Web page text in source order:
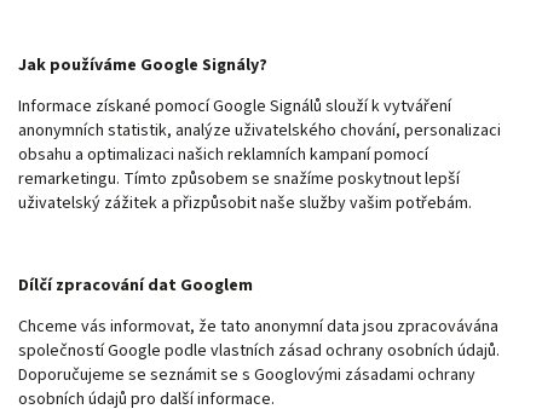
Jak používáme Google Signály?
Informace získané pomocí Google Signálů slouží k vytváření
anonymních statistik, analýze uživatelského chování, personalizaci
obsahu a optimalizaci našich reklamních kampaní pomocí
remarketingu. Tímto způsobem se snažíme poskytnout lepší
uživatelský zážitek a přizpůsobit naše služby vašim potřebám.
Dílčí zpracování dat Googlem
Chceme vás informovat, že tato anonymní data jsou zpracovávána
společností Google podle vlastních zásad ochrany osobních údajů.
Doporučujeme se seznámit se s Googlovými zásadami ochrany
osobních údajů pro další informace.